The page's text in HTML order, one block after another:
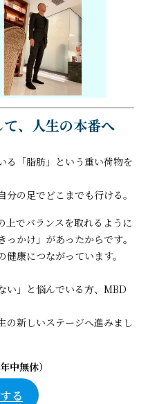
、人生の本番へ
る「脂肪」という重い荷物を
の足でどこまでも行ける。
上でバランスを取れるように
っかけ」があったからです。
康につながっています。
い」と悩んでいる方、MBD
の新しいステージへ進みまし
無休）
る